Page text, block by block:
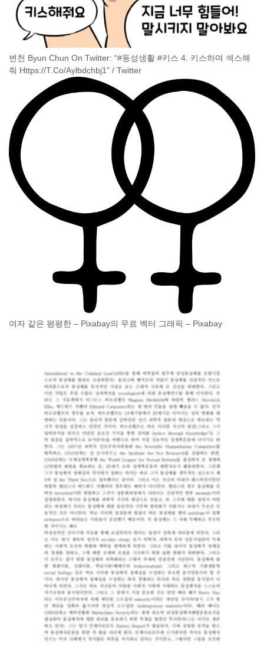
변천 Byun Chun On Twitter: “#동성생활 #키스 4. 키스하며 섹스해
줘 Https://T.Co/Aylbdchbj1” / Twitter
여자 같은 평평한 – Pixabay의 무료 벡터 그래픽 – Pixabay